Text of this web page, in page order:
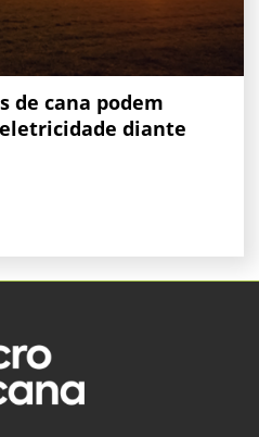
de cana podem
diante